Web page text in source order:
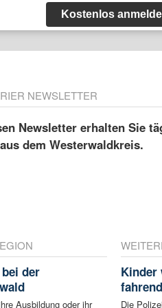
Kostenlos
NEWSLETTER
Newsletter erhalten Sie
dem Westerwaldkreis.
der
Ausbildung oder ihr
Kinder
Die